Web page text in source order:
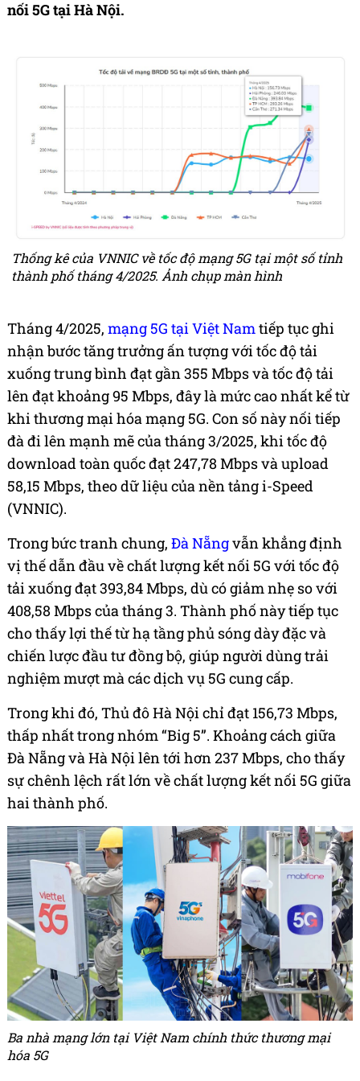
nối 5G tại Hà Nội.
Thống kê của VNNIC về tốc độ mạng 5G tại một số tỉnh
thành phố tháng 4/2025. Ảnh chụp màn hình
Tháng 4/2025, mạng 5G tại Việt Namtiếp tục ghi
nhận bước tăng trưởng ấn tượng với tốc độ tải
xuống trung bình đạt gần 355 Mbps và tốc độ tải
lên đạt khoảng 95 Mbps, đây là mức cao nhất kể từ
khi thương mại hóa mạng 5G. Con số này nối tiếp
đà đi lên mạnh mẽ của tháng 3/2025, khi tốc độ
download toàn quốc đạt 247,78 Mbps và upload
58,15 Mbps, theo dữ liệu của nền tảng i-Speed
(VNNIC).
Trong bức tranh chung, Đà Nẵngvẫn khẳng định
vị thế dẫn đầu về chất lượng kết nối 5G với tốc độ
tải xuống đạt 393,84 Mbps, dù có giảm nhẹ so với
408,58 Mbps của tháng 3. Thành phố này tiếp tục
cho thấy lợi thế từ hạ tầng phủ sóng dày đặc và
chiến lược đầu tư đồng bộ, giúp người dùng trải
nghiệm mượt mà các dịch vụ 5G cung cấp.
Trong khi đó, Thủ đô Hà Nội chỉ đạt 156,73 Mbps,
thấp nhất trong nhóm “Big 5”. Khoảng cách giữa
Đà Nẵng và Hà Nội lên tới hơn 237 Mbps, cho thấy
sự chênh lệch rất lớn về chất lượng kết nối 5G giữa
hai thành phố.
Ba nhà mạng lớn tại Việt Nam chính thức thương mại
hóa 5G